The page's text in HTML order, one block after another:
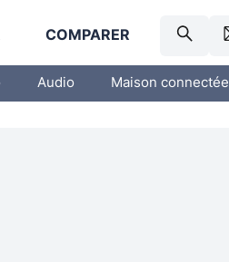
COMPARER
Audio Maison connectée